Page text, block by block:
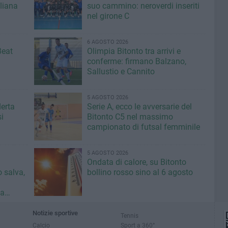
suo cammino: neroverdi inseriti
nel girone C
6 AGOSTO 2026
Olimpia Bitonto tra arrivi e
conferme: firmano Balzano,
Sallustio e Cannito
5 AGOSTO 2026
Serie A, ecco le avversarie del
Bitonto C5 nel massimo
campionato di futsal femminile
salva,
5 AGOSTO 2026
Ondata di calore, su Bitonto
bollino rosso sino al 6 agosto
Notizie sportive
Calcio
Tennis
Sport a 360°